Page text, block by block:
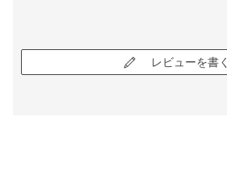
レビューを書く